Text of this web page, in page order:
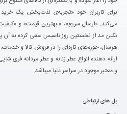
برای کاربران خود «تجربه‌ی لذت‌بخش یک خرید
می‌کند. «ارسال سریع»، « بهترین قیمت» و
تکین مد از نخستین روز تاسیس سعی کرده به آن
هرسال، حوزه‌های تازه‌ای را در فروش کالا و
ارائه دهنده انواع عطر زنانه و عطر مردانه فری
و معتبر موجود در سراسر دنیا میباشد.
پل های ارتباطی